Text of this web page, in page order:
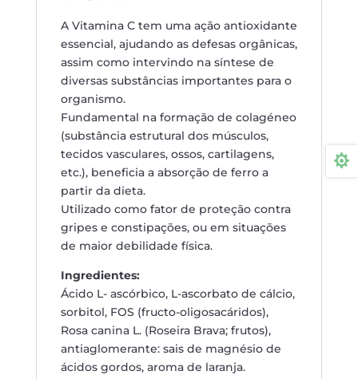
A Vitamina C tem uma ação antioxidante
essencial, ajudando as defesas orgânicas,
assim como intervindo na síntese de
diversas substâncias importantes para o
organismo.
Fundamental na formação de colagéneo
(substância estrutural dos músculos,
tecidos vasculares, ossos, cartilagens,
etc.), beneficia a absorção de ferro a
partir da dieta.
Utilizado como fator de proteção contra
gripes e constipações, ou em situações
de maior debilidade física.
Ingredientes:
Ácido L- ascórbico, L-ascorbato de cálcio,
sorbitol, FOS (fructo-oligosacáridos),
Rosa canina L. (Roseira Brava; frutos),
antiaglomerante: sais de magnésio de
ácidos gordos, aroma de laranja.
